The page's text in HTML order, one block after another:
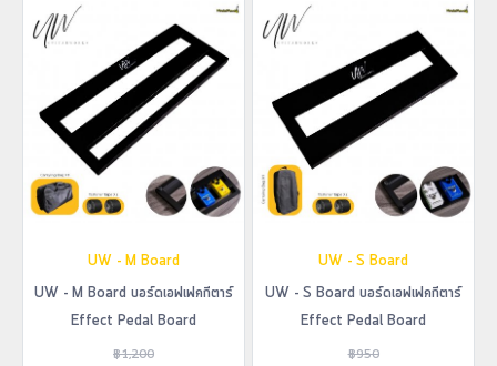
UW - M Board
UW - M Board บอร์ดเอฟเฟคกีตาร์
Effect Pedal Board
฿1,200
UW - S Board
UW - S Board บอร์ดเอฟเฟคกีตาร์
Effect Pedal Board
฿950